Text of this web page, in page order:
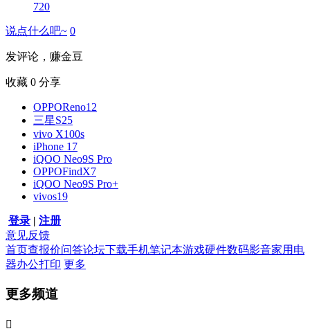
720
说点什么吧~ 0
发评论，赚金豆
收藏 0 分享
OPPOReno12
三星S25
vivo X100s
iPhone 17
iQOO Neo9S Pro
OPPOFindX7
iQOO Neo9S Pro+
vivos19
登录 | 注册
意见反馈
首页查报价问答论坛下载手机笔记本游戏硬件数码影音家用电
器办公打印 更多
更多频道
